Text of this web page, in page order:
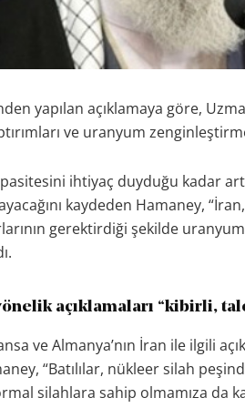
yapılan açıklamaya göre,
ve uranyum
ihtiyaç duyduğu kadar
kaydeden Hamaney,
gerektirdiği şekilde
yönelik açıklamaları “kibirli,
ve Almanya’nın İran ile ilgili
“Batılılar, nükleer silah
silahlara sahip olmamıza da